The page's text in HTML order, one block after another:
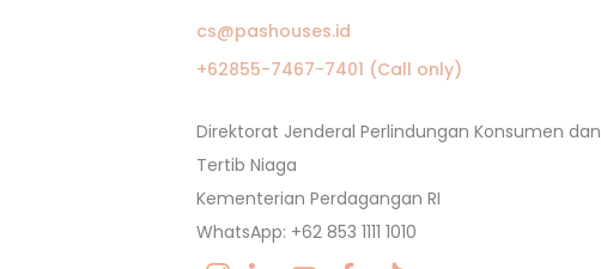
cs@pashouses.id
+62855-7467-7401 (Call only)
Direktorat Jenderal Perlindungan Konsumen dan
Tertib Niaga
Kementerian Perdagangan RI
WhatsApp: +62 853 1111 1010